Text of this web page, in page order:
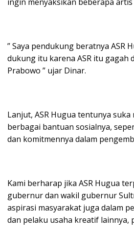
” Saya pendukung beratnya ASR
dukung itu karena ASR itu gagah
Prabowo ” ujar Dinar.
Lanjut, ASR Hugua tentunya
berbagai bantuan sosialnya,
dan komitmennya dalam
Kami berharap jika ASR Hugua
gubernur dan wakil gubernur
aspirasi masyarakat juga dalam
dan pelaku usaha kreatif lainnya,